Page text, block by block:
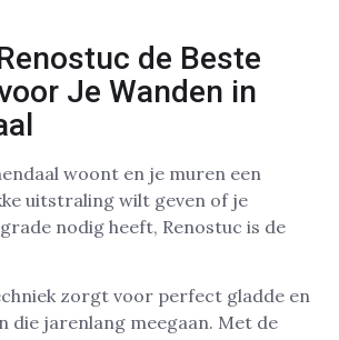
de Beste
Je Wanden in
woont en je muren een
uitstraling wilt geven of je
nodig heeft, Renostuc is de
zorgt voor perfect gladde en
die jarenlang meegaan. Met de